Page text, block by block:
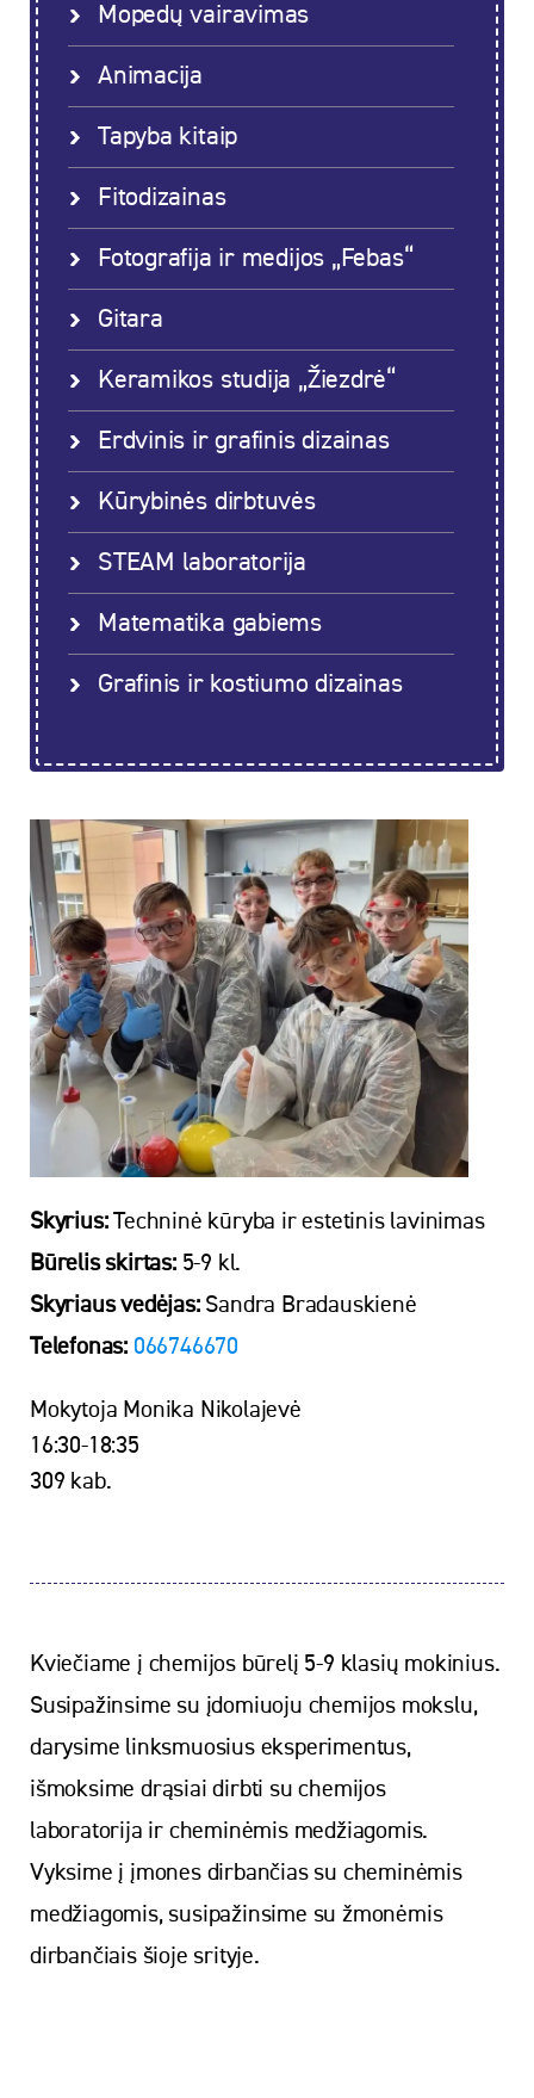
Mopedų vairavimas
Animacija
Tapyba kitaip
Fitodizainas
Fotografija ir medijos „Febas“
Gitara
Keramikos studija „Žiezdrė“
Erdvinis ir grafinis dizainas
Kūrybinės dirbtuvės
STEAM laboratorija
Matematika gabiems
Grafinis ir kostiumo dizainas
Skyrius:Techninė kūryba ir estetinis lavinimas
Būrelis skirtas:5-9 kl.
Skyriaus vedėjas:Sandra Bradauskienė
Telefonas: 066746670
Mokytoja Monika Nikolajevė
16:30-18:35
309 kab.
Kviečiame į chemijos būrelį 5-9 klasių mokinius.
Susipažinsime su įdomiuoju chemijos mokslu,
darysime linksmuosius eksperimentus,
išmoksime drąsiai dirbti su chemijos
laboratorija ir cheminėmis medžiagomis.
Vyksime į įmones dirbančias su cheminėmis
medžiagomis, susipažinsime su žmonėmis
dirbančiais šioje srityje.